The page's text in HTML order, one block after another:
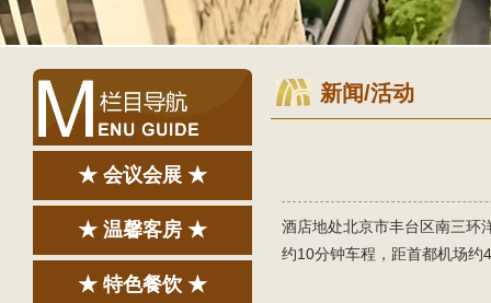
★ 会议会展 ★
★ 温馨客房 ★
★ 特色餐饮 ★
新闻/活动
酒店地处北京市丰台区南三环
约10分钟车程，距首都机场约